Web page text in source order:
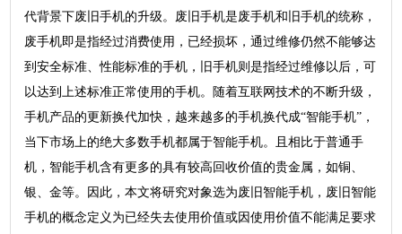
代背景下废旧手机的升级。废旧手机是废手机和旧手机的统称，
废手机即是指经过消费使用，已经损坏，通过维修仍然不能够达
到安全标准、性能标准的手机，旧手机则是指经过维修以后，可
以达到上述标准正常使用的手机。随着互联网技术的不断升级，
手机产品的更新换代加快，越来越多的手机换代成“智能手机”，
当下市场上的绝大多数手机都属于智能手机。且相比于普通手
机，智能手机含有更多的具有较高回收价值的贵金属，如铜、
银、金等。因此，本文将研究对象选为废旧智能手机，废旧智能
手机的概念定义为已经失去使用价值或因使用价值不能满足要求